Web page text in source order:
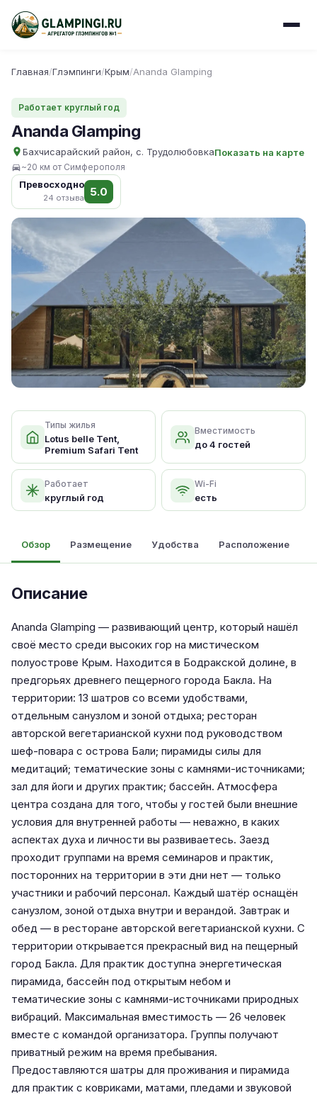
Главная/Глэмпинги/Крым/Ananda Glamping
Работает круглый год
Ananda Glamping
Бахчисарайский район, с. ТрудолюбовкаПоказать на карте
~20 км от Симферополя
Превосходно
24 отзыва 5.0
Типы жилья
Lotus belle Tent,
Premium Safari Tent
Вместимость
до 4 гостей
Работает
круглый год
Wi-Fi
есть
Обзор Размещение Удобства Расположение
Описание
Ananda Glamping — развивающий центр, который нашёл
своё место среди высоких гор на мистическом
полуострове Крым. Находится в Бодракской долине, в
предгорьях древнего пещерного города Бакла. На
территории: 13 шатров со всеми удобствами,
отдельным санузлом и зоной отдыха; ресторан
авторской вегетарианской кухни под руководством
шеф-повара с острова Бали; пирамиды силы для
медитаций; тематические зоны с камнями-источниками;
зал для йоги и других практик; бассейн. Атмосфера
центра создана для того, чтобы у гостей были внешние
условия для внутренней работы — неважно, в каких
аспектах духа и личности вы развиваетесь. Заезд
проходит группами на время семинаров и практик,
посторонних на территории в эти дни нет — только
участники и рабочий персонал. Каждый шатёр оснащён
санузлом, зоной отдыха внутри и верандой. Завтрак и
обед — в ресторане авторской вегетарианской кухни. С
территории открывается прекрасный вид на пещерный
город Бакла. Для практик доступна энергетическая
пирамида, бассейн под открытым небом и
тематические зоны с камнями-источниками природных
вибраций. Максимальная вместимость — 26 человек
вместе с командой организатора. Группы получают
приватный режим на время пребывания.
Предоставляются шатры для проживания и пирамида
для практик с ковриками, матами, пледами и звуковой